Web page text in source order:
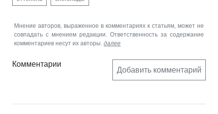
Мнение авторов, выраженное в комментариях к статьям, может не
совпадать с мнением редакции. Ответственность за содержание
комментариев несут их авторы. далее
Комментарии
Добавить комментарий